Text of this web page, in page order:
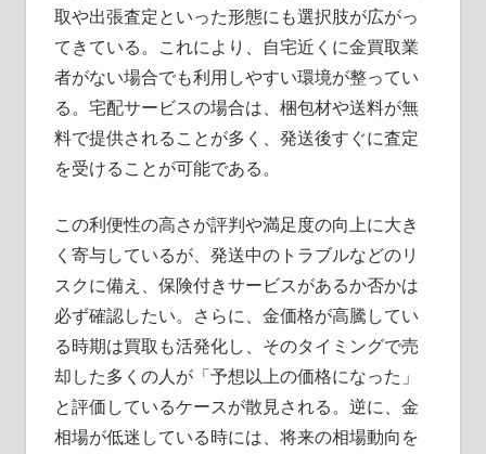
取や出張査定といった形態にも選択肢が広がっ
てきている。これにより、自宅近くに金買取業
者がない場合でも利用しやすい環境が整ってい
る。宅配サービスの場合は、梱包材や送料が無
料で提供されることが多く、発送後すぐに査定
を受けることが可能である。
この利便性の高さが評判や満足度の向上に大き
く寄与しているが、発送中のトラブルなどのリ
スクに備え、保険付きサービスがあるか否かは
必ず確認したい。さらに、金価格が高騰してい
る時期は買取も活発化し、そのタイミングで売
却した多くの人が「予想以上の価格になった」
と評価しているケースが散見される。逆に、金
相場が低迷している時には、将来の相場動向を